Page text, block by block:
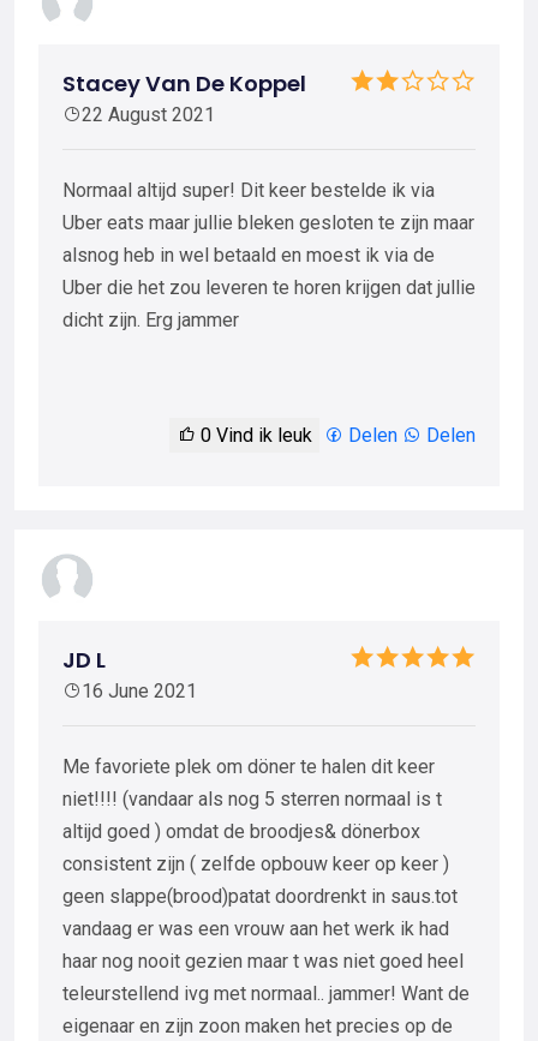
Stacey Van De Koppel
22 August 2021
Normaal altijd super! Dit keer bestelde ik via
Uber eats maar jullie bleken gesloten te zijn maar
alsnog heb in wel betaald en moest ik via de
Uber die het zou leveren te horen krijgen dat jullie
dicht zijn. Erg jammer
0 Vind ik leuk Delen Delen
JD L
16 June 2021
Me favoriete plek om döner te halen dit keer
niet!!!! (vandaar als nog 5 sterren normaal is t
altijd goed ) omdat de broodjes& dönerbox
consistent zijn ( zelfde opbouw keer op keer )
geen slappe(brood)patat doordrenkt in saus.tot
vandaag er was een vrouw aan het werk ik had
haar nog nooit gezien maar t was niet goed heel
teleurstellend ivg met normaal.. jammer! Want de
eigenaar en zijn zoon maken het precies op de